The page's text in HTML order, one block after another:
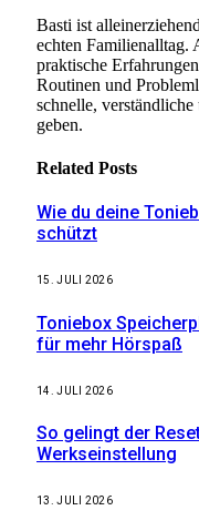
Basti ist
echten Familienalltag.
praktische
Routinen und
schnelle,
geben.
Related Posts
Wie du deine
schützt
15. JULI 2026
Toniebox
für mehr Hörspaß
14. JULI 2026
So gelingt der
Werkseinstellung
13. JULI 2026